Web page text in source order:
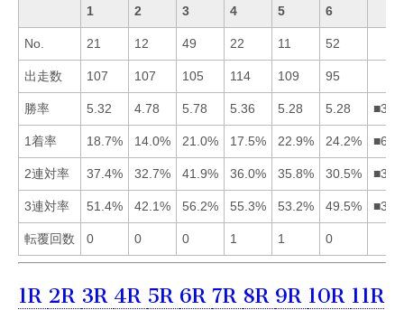
1 2 3 4 5 6
No. 21 12 49 22 11 52
出走数 107 107 105 114 109 95
勝率 5.32 4.78 5.78 5.36 5.28 5.28
1着率 18.7% 14.0% 21.0% 17.5% 22.9% 24.2%
2連対率 37.4% 32.7% 41.9% 36.0% 35.8% 30.5%
3連対率 51.4% 42.1% 56.2% 55.3% 53.2% 49.5%
転覆回数 0 0 0 1 1 0
1R 2R 3R 4R 5R 6R 7R 8R 9R 10R 11R